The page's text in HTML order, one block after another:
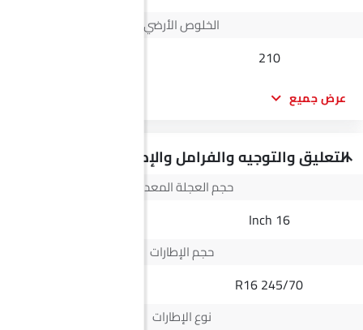
الخلوص الأرضي
210
عرض جميع
التعليق والتوجيه والفرامل والإطارات
حجم العجلة المعدنية
16 Inch
حجم الإطارات
245/70 R16
نوع الإطارات